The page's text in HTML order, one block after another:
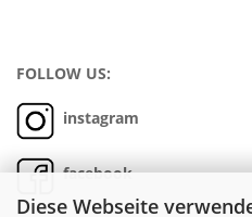
Diese Webseite
FOLLOW US:
instagram
facebook